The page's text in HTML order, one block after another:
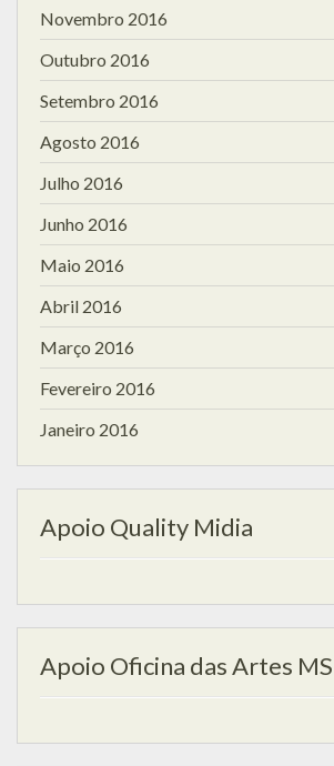
Novembro 2016
Outubro 2016
Setembro 2016
Agosto 2016
Julho 2016
Junho 2016
Maio 2016
Abril 2016
Março 2016
Fevereiro 2016
Janeiro 2016
Apoio Quality Midia
Apoio Oficina das Artes MS